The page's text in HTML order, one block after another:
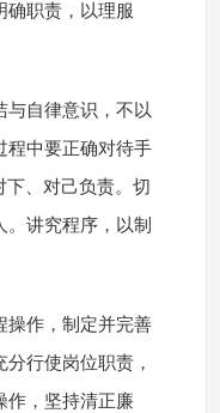
确职责，以理服
与自律意识，不以
程中要正确对待手
下、对己负责。切
讲究程序，以制
操作，制定并完善
行使岗位职责，
作，坚持清正廉